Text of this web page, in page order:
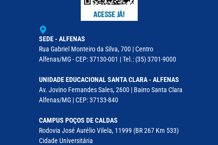
SEDE - ALFENAS
Rua Gabriel Monteiro da Silva, 700 | Centro
Alfenas/MG - CEP: 37130-001 | Tel.: (35) 3701-9000
UNIDADE EDUCACIONAL SANTA CLARA - ALFENAS
Av. Jovino Fernandes Sales, 2600 | Bairro Santa Clara
Alfenas/MG | CEP: 37133-840
CAMPUS POÇOS DE CALDAS
Rodovia José Aurélio Vilela, 11999 (BR 267 Km 533)
Cidade Universitária